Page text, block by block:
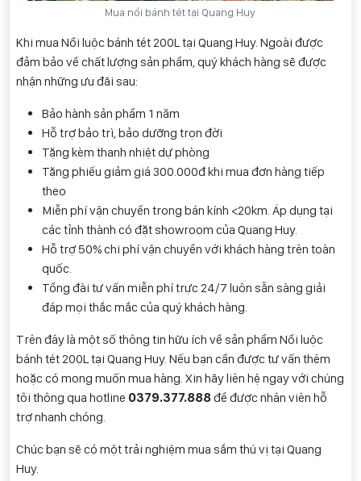
Mua nồi bánh tét tại Quang Huy
Khi mua Nồi luộc bánh tét 200L tại Quang Huy. Ngoài được
đảm bảo về chất lượng sản phẩm, quý khách hàng sẽ được
nhận những ưu đãi sau:
Bảo hành sản phẩm 1 năm
Hỗ trợ bảo trì, bảo dưỡng trọn đời
Tặng kèm thanh nhiệt dự phòng
Tặng phiếu giảm giá 300.000đ khi mua đơn hàng tiếp
theo
Miễn phí vận chuyển trong bán kính <20km. Áp dụng tại
các tỉnh thành có đặt showroom của Quang Huy.
Hỗ trợ 50% chi phí vận chuyển với khách hàng trên toàn
quốc.
Tổng đài tư vấn miễn phí trực 24/7 luôn sẵn sàng giải
đáp mọi thắc mắc của quý khách hàng.
Trên đây là một số thông tin hữu ích về sản phẩm Nồi luộc
bánh tét 200L tại Quang Huy. Nếu bạn cần được tư vấn thêm
hoặc có mong muốn mua hàng. Xin hãy liên hệ ngay với chúng
tôi thông qua hotline 0379.377.888để được nhân viên hỗ
trợ nhanh chóng.
Chúc bạn sẽ có một trải nghiệm mua sắm thú vị tại Quang
Huy.